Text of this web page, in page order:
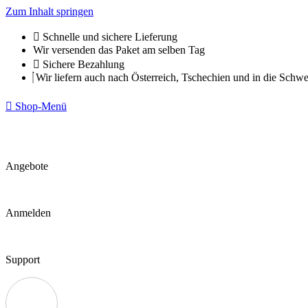
Zum Inhalt springen
Schnelle und sichere Lieferung
Wir versenden das Paket am selben Tag
Sichere Bezahlung
Wir liefern auch nach Österreich, Tschechien und in die
Shop-Menü
Angebote
Anmelden
Support